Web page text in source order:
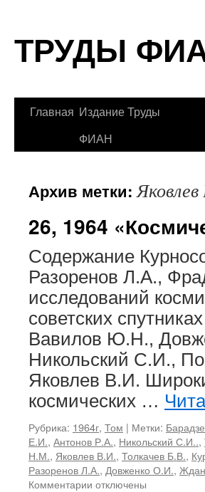
содержимому
ТРУДЫ
Главная Издание Труды
ФИАН
Архив метки:
26, 1964
Содержание
Разоренов Л.А.,
исследований
советских
Вавилов Ю.Н.,
Никольский С.И.,
Яковлев В.И.
космических …
Рубрика: 1964г, Том | Метки:
Е.И., Антонов Р.А., Никольский С.И..,
Н.М., Яковлев В.И., Толкачев Б.В.,
Разоренов Л.А., Довженко О.И.,
Комментарии котключены